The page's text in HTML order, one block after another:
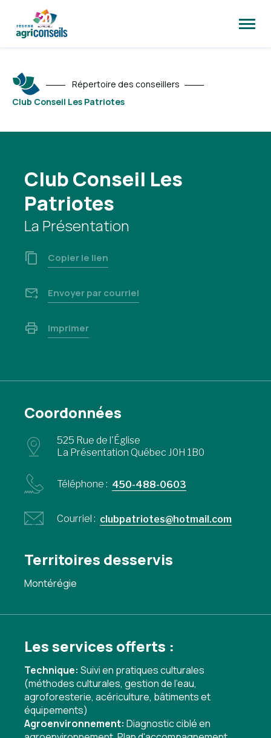
la
Répertoire des conseillers
Club Conseil Les Patriotes
Club Conseil Les
Patriotes
La Présentation
Copier le lien
Envoyer par courriel
Imprimer
Coordonnées
525 Rue de l'Église
La Présentation Québec J0H 1B0
Téléphone : 450-488-0603
Courriel : clubpatriotes@hotmail.com
Territoires desservis
Montérégie
Les services offerts :
Technique: Suivi en pratiques culturales
(méthodes culturales, gestion de l'eau,
agroforesterie, acériculture, bâtiments et
équipements)
Agroenvironnement: Diagnostic ciblé en